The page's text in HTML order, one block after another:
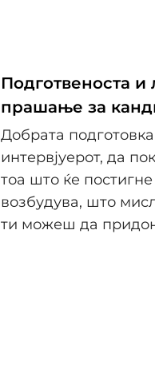
Подготвеноста
прашање за
Добрата
интервјуерот, да
тоа што ќе
возбудува, што
ти можеш да